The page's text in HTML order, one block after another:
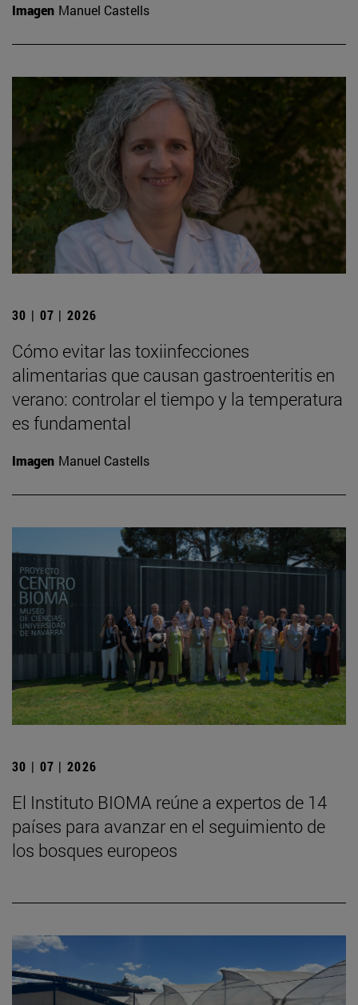
Imagen Manuel Castells
30 | 07 | 2026
Cómo evitar las toxiinfecciones
alimentarias que causan gastroenteritis en
verano: controlar el tiempo y la temperatura
es fundamental
Imagen Manuel Castells
30 | 07 | 2026
El Instituto BIOMA reúne a expertos de 14
países para avanzar en el seguimiento de
los bosques europeos